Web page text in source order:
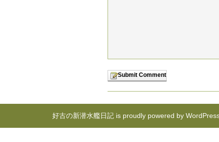
好古の新潜水艦日記 is proudly powered by